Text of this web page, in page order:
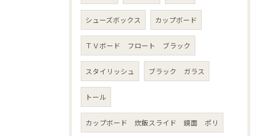
シューズボックス カップボード
ＴＶボード フロート ブラック
スタイリッシュ ブラック ガラス
トール
カップボード 炊飯スライド 鏡面 ポリ